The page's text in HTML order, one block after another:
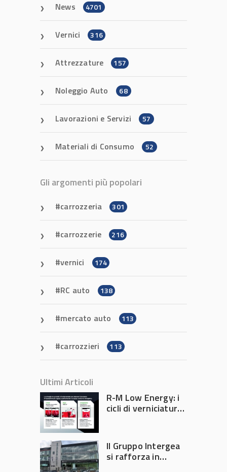
News 4701
Vernici 316
Attrezzature 157
Noleggio Auto 68
Lavorazioni e Servizi 57
Materiali di Consumo 52
Gli argomenti più popolari
carrozzeria 301
carrozzerie 216
vernici 174
RC auto 138
mercato auto 113
carrozzieri 113
Ultimi Articoli
R-M Low Energy: i
cicli di verniciatura
tempi e costi in
carrozzeria
Il Gruppo Intergea
si rafforza in